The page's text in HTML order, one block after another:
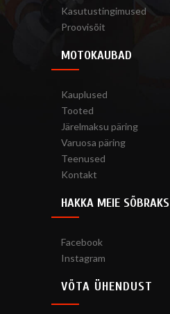
Kasutustingimused
Proovisõit
MOTOKAUBAD
Kauplused
Tooted
Järelmaksu päring
Varuosa päring
Teenused
Kontakt
HAKKA MEIE SÕBRAKS
Facebook
Instagram
VÕTA ÜHENDUST